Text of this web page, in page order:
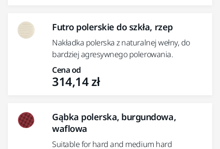
Futro polerskie do szkła, rzep
Nakładka polerska z naturalnej wełny, do
bardziej agresywnego polerowania.
Cena od
314,14 zł
Gąbka polerska, burgundowa,
waflowa
Suitable for hard and medium hard